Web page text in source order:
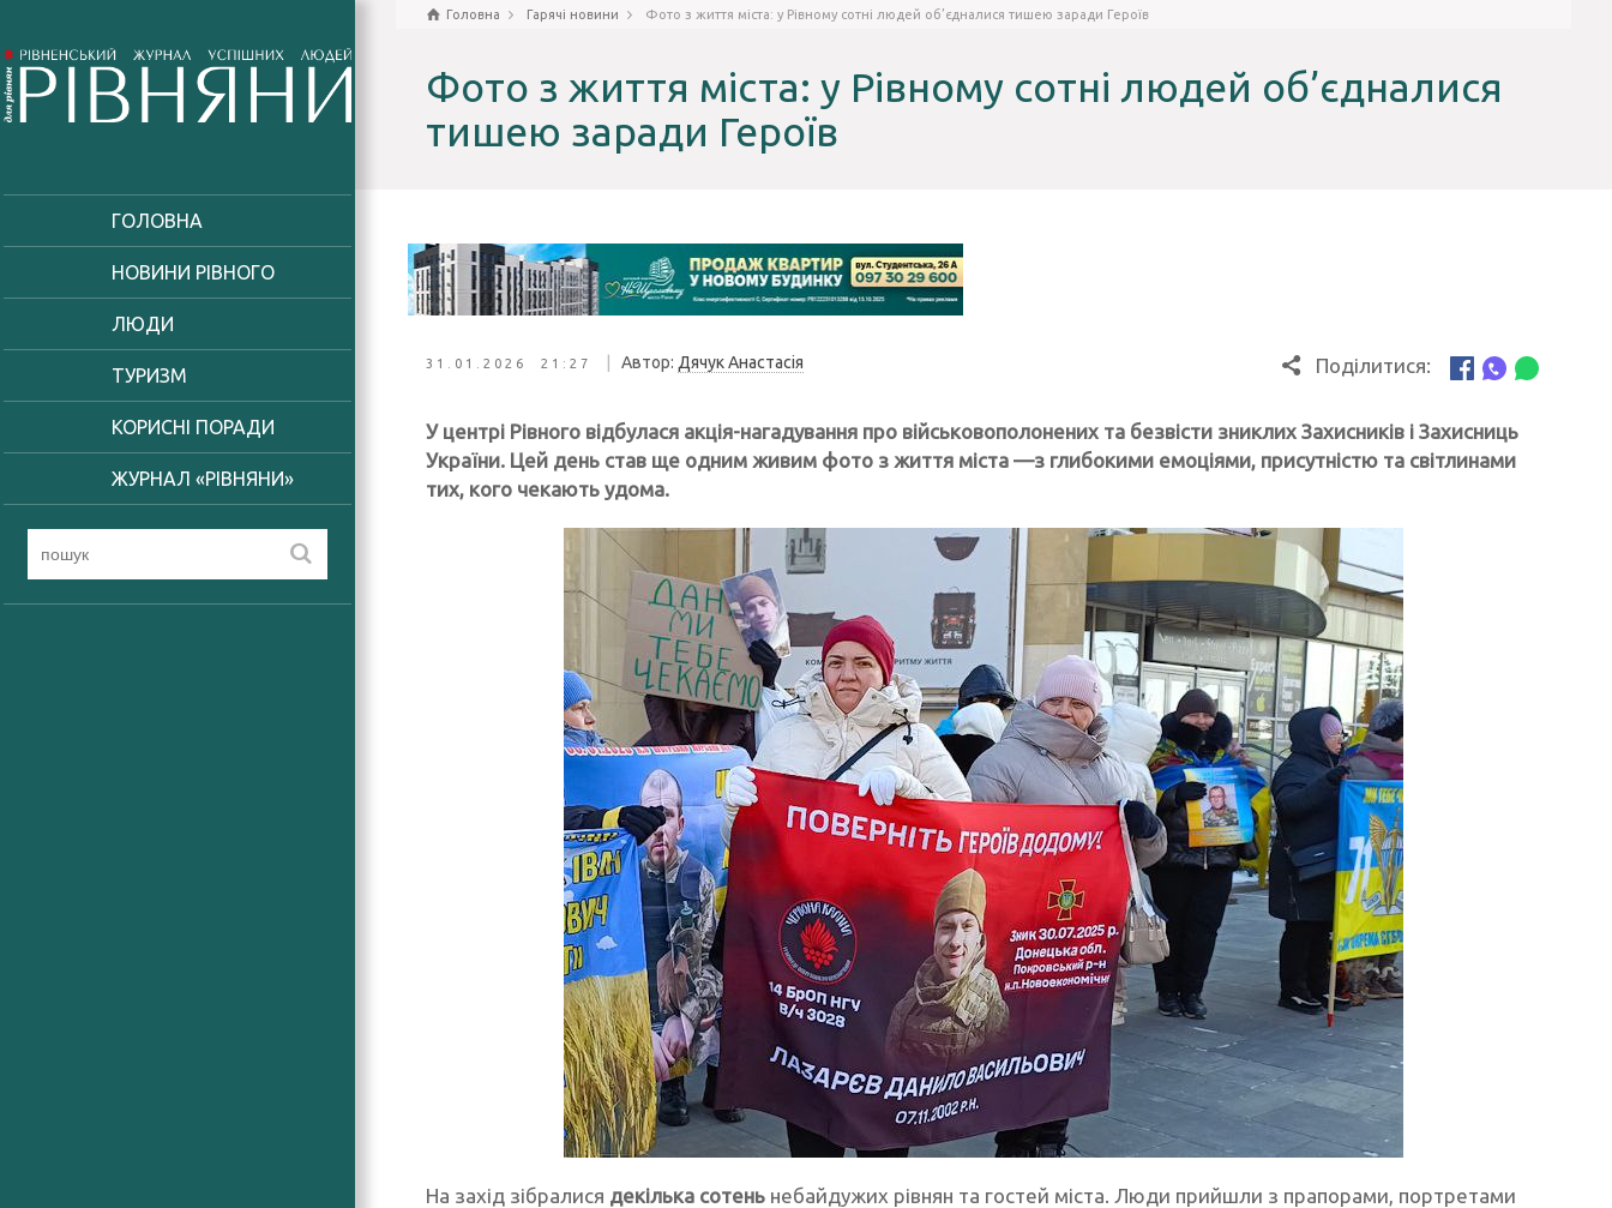
ГОЛОВНА
НОВИНИ РІВНОГО
ЛЮДИ
ТУРИЗМ
КОРИСНІ ПОРАДИ
ЖУРНАЛ «РІВНЯНИ»
Головна Гарячі новини Фото з життя міста: у Рівному сотні людей об’єдналися тишею заради Героїв
Фото з життя міста: у Рівному сотні людей об’єдналися
тишею заради Героїв
31.01.2026 21:27 Автор: Дячук Анастасія Поділитися:
У центрі Рівного відбулася акція-нагадування про військовополонених та безвісти зниклих Захисників і Захисниць
України. Цей день став ще одним живим фото з життя міста —з глибокими емоціями, присутністю та світлинами
тих, кого чекають удома.
На захід зібралися декілька сотеньнебайдужих рівнян та гостей міста. Люди прийшли з прапорами, портретами